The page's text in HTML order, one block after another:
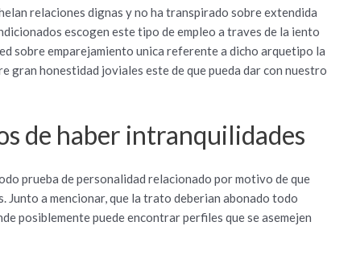
relaciones dignas y no ha transpirado sobre extendida
escogen este tipo de empleo a traves de la iento
sobre emparejamiento unica referente a dicho arquetipo la
gran honestidad joviales este de que pueda dar con nuestro
de haber intranquilidades
prueba de personalidad relacionado por motivo de que
Junto a mencionar, que la trato deberian abonado todo
posiblemente puede encontrar perfiles que se asemejen